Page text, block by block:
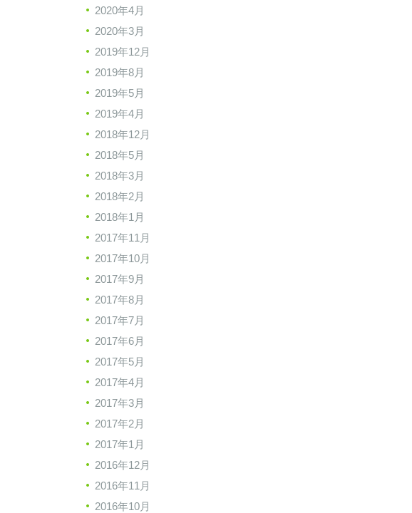
2020年4月
2020年3月
2019年12月
2019年8月
2019年5月
2019年4月
2018年12月
2018年5月
2018年3月
2018年2月
2018年1月
2017年11月
2017年10月
2017年9月
2017年8月
2017年7月
2017年6月
2017年5月
2017年4月
2017年3月
2017年2月
2017年1月
2016年12月
2016年11月
2016年10月